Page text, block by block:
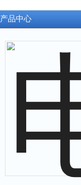
产品中心